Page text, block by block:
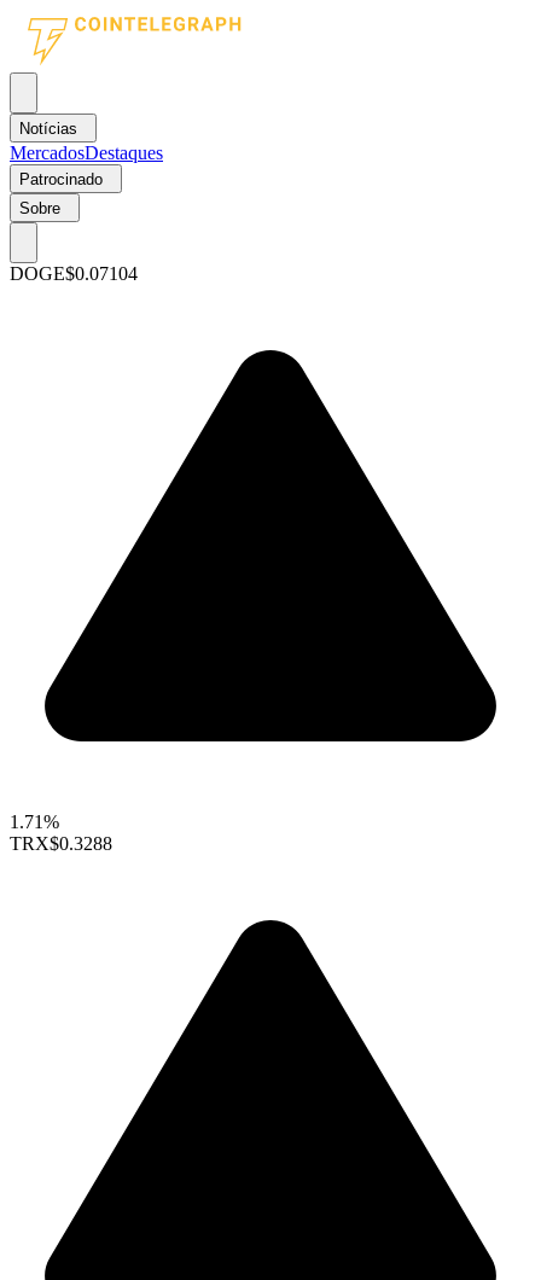
Notícias
MercadosDestaques
Patrocinado
Sobre
DOGE$0.07104
1.71%
TRX$0.3288